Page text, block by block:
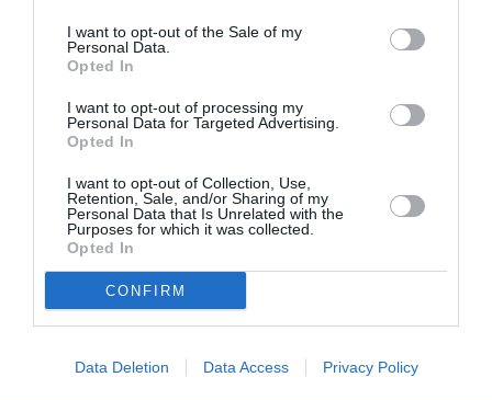
I want to opt-out of the Sale of my
Personal Data.
Opted In
I want to opt-out of processing my
Personal Data for Targeted Advertising.
Opted In
I want to opt-out of Collection, Use,
Retention, Sale, and/or Sharing of my
Personal Data that Is Unrelated with the
Purposes for which it was collected.
Opted In
CONFIRM
Data Deletion Data Access Privacy Policy